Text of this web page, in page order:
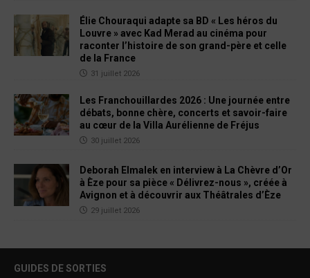
Élie Chouraqui adapte sa BD « Les héros du
Louvre » avec Kad Merad au cinéma pour
raconter l’histoire de son grand-père et celle
de la France
31 juillet 2026
Les Franchouillardes 2026 : Une journée entre
débats, bonne chère, concerts et savoir-faire
au cœur de la Villa Aurélienne de Fréjus
30 juillet 2026
Deborah Elmalek en interview à La Chèvre d’Or
à Èze pour sa pièce « Délivrez-nous », créée à
Avignon et à découvrir aux Théâtrales d’Èze
29 juillet 2026
GUIDES DE SORTIES